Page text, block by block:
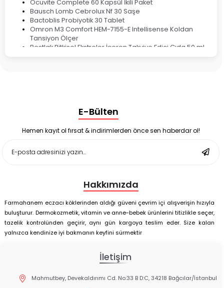
Ocuvite Complete 60 Kapsül İkili Paket
Bausch Lomb Cebrolux Nf 30 Saşe
Bactoblis Probiyotik 30 Tablet
Omron M3 Comfort HEM-7155-E Intellisense Koldan
Tansiyon Ölçer
Bestlak Bitkisel Ekstreler İçeren Takviye Edici Gıda 50 ml
Enterogermina Family 5 ml 20 Flakon
Deep Flex Stres Azaltıcı ve Enerji Dengeleyici Topraklama
Matı Set 40x60 cm
Deep Flex Stres Azaltıcı ve Enerji Dengeleyici Topraklama
E-Bülten
Hemen kayıt ol fırsat & indirimlerden önce sen haberdar ol!
Hakkımızda
Farmahanem eczacı köklerinden aldığı güveni çevrim içi alışverişin hızıyla
buluşturur. Dermokozmetik, vitamin ve anne-bebek ürünlerini titizlikle seçer,
tazelik kontrolünden geçirir, aynı gün kargoya teslim eder. Size kalan
yalnızca kendinize iyi bakmanın keyfini sürmektir
İletişim
Mahmutbey, Devekaldırımı Cd. No:33 B D:C, 34218 Bağcılar/İstanbul